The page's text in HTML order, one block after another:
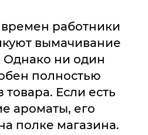
работники
вымачивание
Однако ни один
полностью
товара. Если есть
ароматы, его
полке магазина.